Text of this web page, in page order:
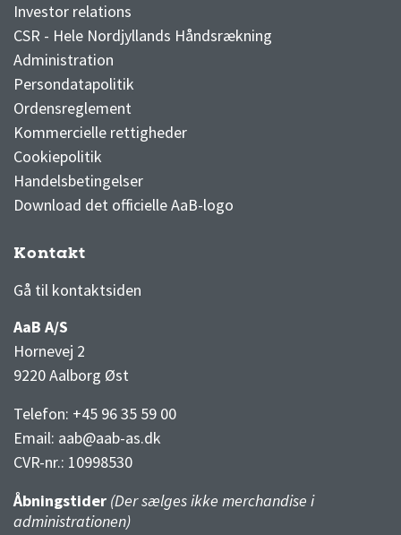
Investor relations
CSR - Hele Nordjyllands Håndsrækning
Administration
Persondatapolitik
Ordensreglement
Kommercielle rettigheder
Cookiepolitik
Handelsbetingelser
Download det officielle AaB-logo
Kontakt
Gå til kontaktsiden
AaB A/S
Hornevej 2
9220 Aalborg Øst
Telefon: +45 96 35 59 00
Email: aab@aab-as.dk
CVR-nr.: 10998530
Åbningstider (Der sælges ikke merchandise i
administrationen)